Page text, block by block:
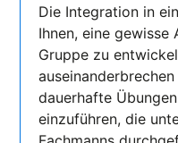
Die Integration in
Ihnen, eine
Gruppe zu
dauerhafte
einzuführen, die